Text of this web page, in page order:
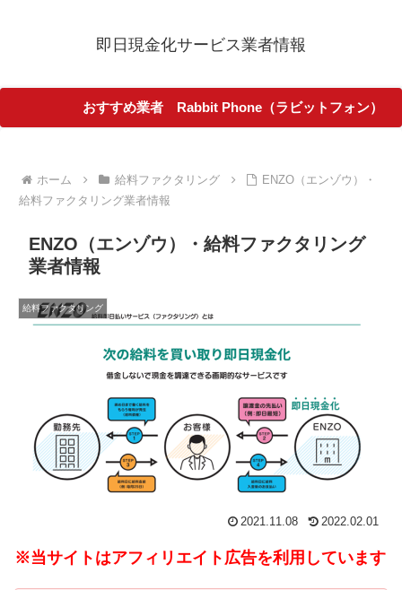
即日現金化サービス業者情報
おすすめ業者 Rabbit Phone（ラビットフォン）
ホーム 給料ファクタリング
ENZO（エンゾウ）・
給料ファクタリング業者情報
ENZO（エンゾウ）・給料ファクタリング
業者情報
給料ファクタリング
2021.11.08 2022.02.01
※当サイトはアフィリエイト広告を利用しています